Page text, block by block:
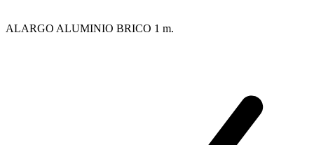
ALARGO ALUMINIO BRICO 1 m.